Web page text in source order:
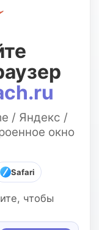
/ Яндекс /
окно
Safari
чтобы